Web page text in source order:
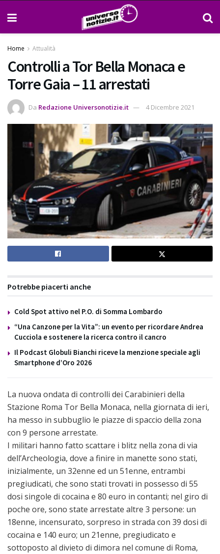
Home Attualità
Controlli a Tor Bella Monaca e
Torre Gaia – 11 arrestati
Da Redazione Universonotizie.it 4 Dicembre 2021
Potrebbe piacerti anche
Cold Spot attivo nel P.O. di Somma Lombardo
“Una Canzone per la Vita”: un evento per ricordare Andrea
Cucciola e sostenere la ricerca contro il cancro
Il Podcast Globuli Bianchi riceve la menzione speciale agli
Smartphone d’Oro 2026
La nuova ondata di controlli dei Carabinieri della
Stazione Roma Tor Bella Monaca, nella giornata di ieri,
ha messo in subbuglio le piazze di spaccio della zona
con 9 persone arrestate.
I militari hanno fatto scattare i blitz nella zona di via
dell’Archeologia, dove a finire in manette sono stati,
inizialmente, un 32enne ed un 51enne, entrambi
pregiudicati, che sono stati trovati in possesso di 55
dosi singole di cocaina e 80 euro in contanti; nel giro di
poche ore, sono state arrestate altre 3 persone: un
18enne, incensurato, sorpreso in strada con 39 dosi di
cocaina e 140 euro; un 21enne, pregiudicato e
sottoposto al divieto di dimora nel comune di Roma,